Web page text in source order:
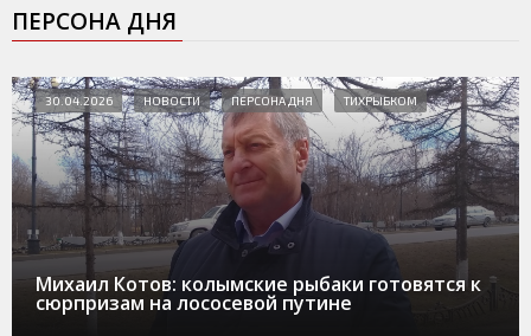
ПЕРСОНА ДНЯ
Михаил Котов: колымские рыбаки готовятся к
сюрпризам на лососевой путине
30.04.2026 НОВОСТИ ПЕРСОНА ДНЯ ТИХРЫБКОМ